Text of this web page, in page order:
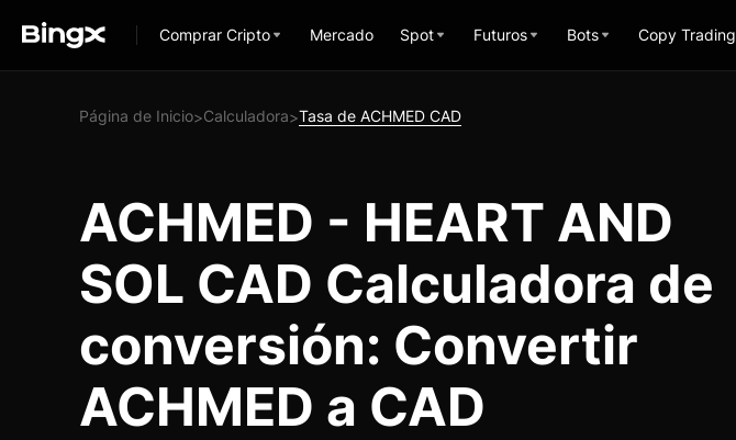
Comprar Cripto Mercado Spot Futuros Bots Copy Trading
Página de Inicio>Calculadora>Tasa de ACHMED CAD
ACHMED - HEART AND
SOL CAD Calculadora de
conversión: Convertir
ACHMED a CAD